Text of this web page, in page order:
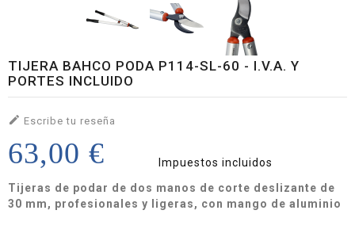
TIJERA BAHCO PODA P114-SL-60 - I.V.A. Y
PORTES INCLUIDO
 Escribe tu reseña
63,00 €
Impuestos incluidos
Tijeras de podar de dos manos de corte deslizante de
30 mm, profesionales y ligeras, con mango de aluminio